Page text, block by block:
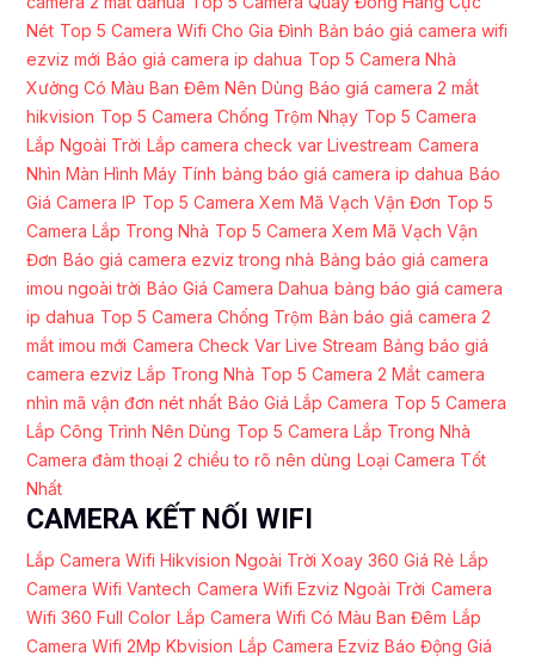
Nét Top 5 Camera Wifi Cho Gia Đình Bản báo giá camera wifi
ezviz mới Báo giá camera ip dahua Top 5 Camera Nhà
Xưởng Có Màu Ban Đêm Nên Dùng Báo giá camera 2 mắt
hikvision Top 5 Camera Chống Trộm Nhạy Top 5 Camera
Lắp Ngoài Trời Lắp camera check var Livestream Camera
Nhìn Màn Hình Máy Tính bảng báo giá camera ip dahua Báo
Giá Camera IP Top 5 Camera Xem Mã Vạch Vận Đơn Top 5
Camera Lắp Trong Nhà Top 5 Camera Xem Mã Vạch Vận
Đơn Báo giá camera ezviz trong nhà Bảng báo giá camera
imou ngoài trời Báo Giá Camera Dahua bảng báo giá camera
ip dahua Top 5 Camera Chống Trộm Bản báo giá camera 2
mắt imou mới Camera Check Var Live Stream Bảng báo giá
camera ezviz Lắp Trong Nhà Top 5 Camera 2 Mắt camera
nhìn mã vận đơn nét nhất Báo Giá Lắp Camera Top 5 Camera
Lắp Công Trình Nên Dùng Top 5 Camera Lắp Trong Nhà
Camera đàm thoại 2 chiều to rõ nên dùng Loại Camera Tốt
Nhất
CAMERA KẾT NỐI WIFI
Lắp Camera Wifi Hikvision Ngoài Trời Xoay 360 Giá Rẻ Lắp
Camera Wifi Vantech Camera Wifi Ezviz Ngoài Trời Camera
Wifi 360 Full Color Lắp Camera Wifi Có Màu Ban Đêm Lắp
Camera Wifi 2Mp Kbvision Lắp Camera Ezviz Báo Động Giá